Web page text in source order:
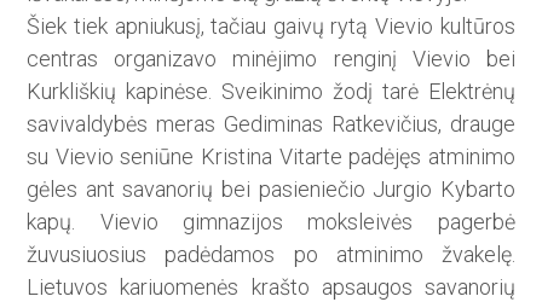
Šiek tiek apniukusį, tačiau gaivų rytą Vievio kultūros
centras organizavo minėjimo renginį Vievio bei
Kurkliškių kapinėse. Sveikinimo žodį tarė Elektrėnų
savivaldybės meras Gediminas Ratkevičius, drauge
su Vievio seniūne Kristina Vitarte padėjęs atminimo
gėles ant savanorių bei pasieniečio Jurgio Kybarto
kapų. Vievio gimnazijos moksleivės pagerbė
žuvusiuosius padėdamos po atminimo žvakelę.
Lietuvos kariuomenės krašto apsaugos savanorių